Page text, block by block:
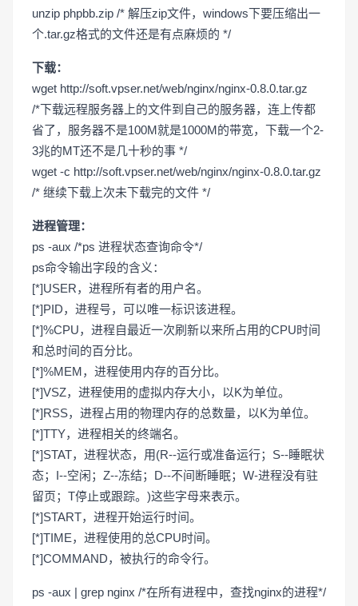
unzip phpbb.zip /* 解压zip文件，windows下要压缩出一
个.tar.gz格式的文件还是有点麻烦的 */
下载：
wget http://soft.vpser.net/web/nginx/nginx-0.8.0.tar.gz
/*下载远程服务器上的文件到自己的服务器，连上传都
省了，服务器不是100M就是1000M的带宽，下载一个2-
3兆的MT还不是几十秒的事 */
wget -c http://soft.vpser.net/web/nginx/nginx-0.8.0.tar.gz
/* 继续下载上次未下载完的文件 */
进程管理：
ps -aux /*ps 进程状态查询命令*/
ps命令输出字段的含义：
[*]USER，进程所有者的用户名。
[*]PID，进程号，可以唯一标识该进程。
[*]%CPU，进程自最近一次刷新以来所占用的CPU时间
和总时间的百分比。
[*]%MEM，进程使用内存的百分比。
[*]VSZ，进程使用的虚拟内存大小，以K为单位。
[*]RSS，进程占用的物理内存的总数量，以K为单位。
[*]TTY，进程相关的终端名。
[*]STAT，进程状态，用(R--运行或准备运行；S--睡眠状
态；I--空闲；Z--冻结；D--不间断睡眠；W-进程没有驻
留页；T停止或跟踪。)这些字母来表示。
[*]START，进程开始运行时间。
[*]TIME，进程使用的总CPU时间。
[*]COMMAND，被执行的命令行。
ps -aux | grep nginx /*在所有进程中，查找nginx的进程*/